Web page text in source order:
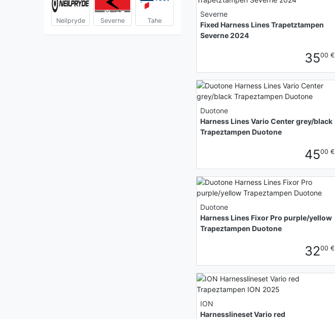
Neilpryde Severne Tahe
Severne
Fixed Harness Lines Trapetztampen
Severne 2024
3500 €
Duotone
Harness Lines Vario Center grey/black
Trapeztampen Duotone
4500 €
Duotone
Harness Lines Fixor Pro purple/yellow
Trapeztampen Duotone
3200 €
ION
Harnesslineset Vario red